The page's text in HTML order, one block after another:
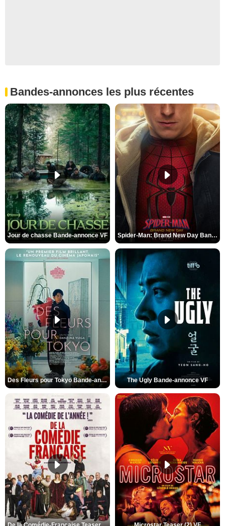
Bandes-annonces les plus récentes
Jour de chasse Bande-annonce VF Spider-Man: Brand New Day Bande-annonce (3) VO STFR
Des Fleurs pour Tokyo Bande-annonce VO STFR The Ugly Bande-annonce VF